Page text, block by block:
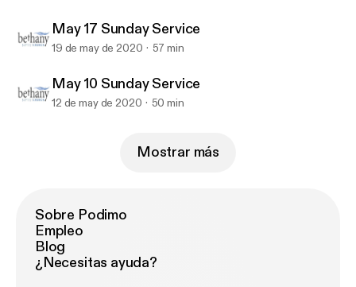
May 17 Sunday Service
19 de may de 2020 57 min
May 10 Sunday Service
12 de may de 2020 50 min
Mostrar más
Sobre Podimo
Empleo
Blog
¿Necesitas ayuda?